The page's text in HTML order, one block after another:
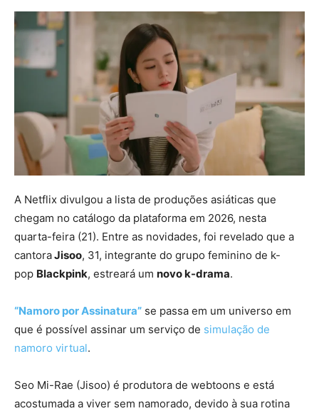
A Netflix divulgou a lista de produções asiáticas que
chegam no catálogo da plataforma em 2026, nesta
quarta-feira (21). Entre as novidades, foi revelado que a
cantoraJisoo, 31, integrante do grupo feminino de k-
pop Blackpink, estreará um novo k-drama.
“Namoro por Assinatura” se passa em um universo em
que é possível assinar um serviço de simulação de
namoro virtual.
Seo Mi-Rae (Jisoo) é produtora de webtoons e está
acostumada a viver sem namorado, devido à sua rotina